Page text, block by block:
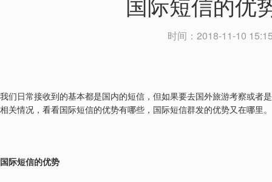
时间： 2018-11-10
我们日常接收到的基本都是国内的短信，但如果要去国外旅游考察或者
相关情况，看看国际短信的优势有哪些，国际短信群发的优势又在哪里。
国际短信的优势